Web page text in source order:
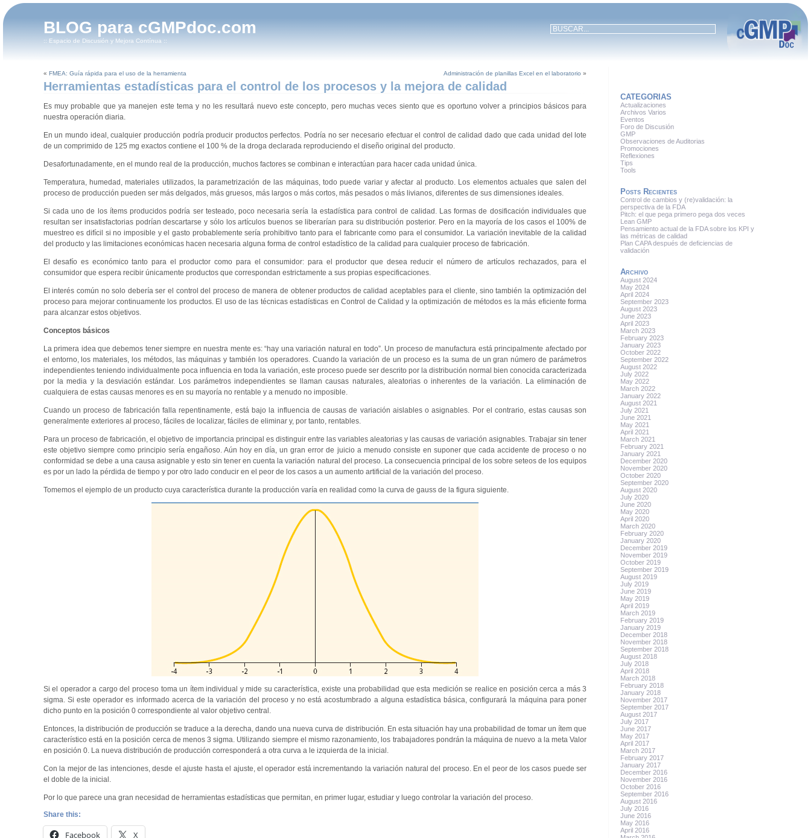
BLOG para cGMPdoc.com
:: Espacio de Discusión y Mejora Contínua ::
« FMEA: Guía rápida para el uso de la herramienta Administración de planillas Excel en el laboratorio »
Herramientas estadísticas para el control de los procesos y la mejora de calidad
Es muy probable que ya manejen este tema y no les resultará nuevo este concepto, pero muchas veces siento que es oportuno volver a principios básicos para
nuestra operación diaria.
En un mundo ideal, cualquier producción podría producir productos perfectos. Podría no ser necesario efectuar el control de calidad dado que cada unidad del lote
de un comprimido de 125 mg exactos contiene el 100 % de la droga declarada reproduciendo el diseño original del producto.
Desafortunadamente, en el mundo real de la producción, muchos factores se combinan e interactúan para hacer cada unidad única.
Temperatura, humedad, materiales utilizados, la parametrización de las máquinas, todo puede variar y afectar al producto. Los elementos actuales que salen del
proceso de producción pueden ser más delgados, más gruesos, más largos o más cortos, más pesados o más livianos, diferentes de sus dimensiones ideales.
Si cada uno de los ítems producidos podría ser testeado, poco necesaria sería la estadística para control de calidad. Las formas de dosificación individuales que
resultan ser insatisfactorias podrían descartarse y sólo los artículos buenos se liberarían para su distribución posterior. Pero en la mayoría de los casos el 100% de
muestreo es difícil si no imposible y el gasto probablemente sería prohibitivo tanto para el fabricante como para el consumidor. La variación inevitable de la calidad
del producto y las limitaciones económicas hacen necesaria alguna forma de control estadístico de la calidad para cualquier proceso de fabricación.
El desafío es económico tanto para el productor como para el consumidor: para el productor que desea reducir el número de artículos rechazados, para el
consumidor que espera recibir únicamente productos que correspondan estrictamente a sus propias especificaciones.
El interés común no solo debería ser el control del proceso de manera de obtener productos de calidad aceptables para el cliente, sino también la optimización del
proceso para mejorar continuamente los productos. El uso de las técnicas estadísticas en Control de Calidad y la optimización de métodos es la más eficiente forma
para alcanzar estos objetivos.
Conceptos básicos
La primera idea que debemos tener siempre en nuestra mente es: “hay una variación natural en todo”. Un proceso de manufactura está principalmente afectado por
el entorno, los materiales, los métodos, las máquinas y también los operadores. Cuando la variación de un proceso es la suma de un gran número de parámetros
independientes teniendo individualmente poca influencia en toda la variación, este proceso puede ser descrito por la distribución normal bien conocida caracterizada
por la media y la desviación estándar. Los parámetros independientes se llaman causas naturales, aleatorias o inherentes de la variación. La eliminación de
cualquiera de estas causas menores es en su mayoría no rentable y a menudo no imposible.
Cuando un proceso de fabricación falla repentinamente, está bajo la influencia de causas de variación aislables o asignables. Por el contrario, estas causas son
generalmente exteriores al proceso, fáciles de localizar, fáciles de eliminar y, por tanto, rentables.
Para un proceso de fabricación, el objetivo de importancia principal es distinguir entre las variables aleatorias y las causas de variación asignables. Trabajar sin tener
este objetivo siempre como principio sería engañoso. Aún hoy en día, un gran error de juicio a menudo consiste en suponer que cada accidente de proceso o no
conformidad se debe a una causa asignable y esto sin tener en cuenta la variación natural del proceso. La consecuencia principal de los sobre seteos de los equipos
es por un lado la pérdida de tiempo y por otro lado conducir en el peor de los casos a un aumento artificial de la variación del proceso.
Tomemos el ejemplo de un producto cuya característica durante la producción varía en realidad como la curva de gauss de la figura siguiente.
Si el operador a cargo del proceso toma un ítem individual y mide su característica, existe una probabilidad que esta medición se realice en posición cerca a más 3
sigma. Si este operador es informado acerca de la variación del proceso y no está acostumbrado a alguna estadística básica, configurará la máquina para poner
dicho punto en la posición 0 correspondiente al valor objetivo central.
Entonces, la distribución de producción se traduce a la derecha, dando una nueva curva de distribución. En esta situación hay una probabilidad de tomar un ítem que
característico está en la posición cerca de menos 3 sigma. Utilizando siempre el mismo razonamiento, los trabajadores pondrán la máquina de nuevo a la meta Valor
en posición 0. La nueva distribución de producción corresponderá a otra curva a le izquierda de la inicial.
Con la mejor de las intenciones, desde el ajuste hasta el ajuste, el operador está incrementando la variación natural del proceso. En el peor de los casos puede ser
el doble de la inicial.
Por lo que parece una gran necesidad de herramientas estadísticas que permitan, en primer lugar, estudiar y luego controlar la variación del proceso.
Share this:
Facebook X
CATEGORIAS
Actualizaciones
Archivos Varios
Eventos
Foro de Discusión
GMP
Observaciones de Auditorias
Promociones
Reflexiones
Tips
Tools
Posts Recientes
Control de cambios y (re)validación: la
perspectiva de la FDA
Pitch: el que pega primero pega dos veces
Lean GMP
Pensamiento actual de la FDA sobre los KPI y
las métricas de calidad
Plan CAPA después de deficiencias de
validación
Archivo
August 2024
May 2024
April 2024
September 2023
August 2023
June 2023
April 2023
March 2023
February 2023
January 2023
October 2022
September 2022
August 2022
July 2022
May 2022
March 2022
January 2022
August 2021
July 2021
June 2021
May 2021
April 2021
March 2021
February 2021
January 2021
December 2020
November 2020
October 2020
September 2020
August 2020
July 2020
June 2020
May 2020
April 2020
March 2020
February 2020
January 2020
December 2019
November 2019
October 2019
September 2019
August 2019
July 2019
June 2019
May 2019
April 2019
March 2019
February 2019
January 2019
December 2018
November 2018
September 2018
August 2018
July 2018
April 2018
March 2018
February 2018
January 2018
November 2017
September 2017
August 2017
July 2017
June 2017
May 2017
April 2017
March 2017
February 2017
January 2017
December 2016
November 2016
October 2016
September 2016
August 2016
July 2016
June 2016
May 2016
April 2016